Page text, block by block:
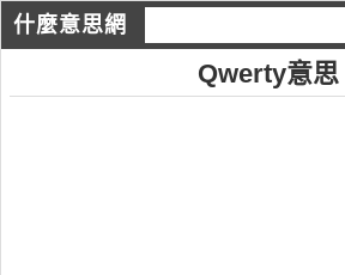
什麼意思網
Qwerty意思